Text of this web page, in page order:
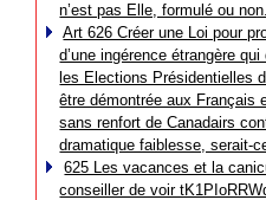
n’est pas Elle, formulé ou non.
Art 626 Créer une Loi pour
d’une ingérence étrangère
les Elections Présidentielles
être démontrée aux Français
sans renfort de Canadairs
dramatique faiblesse, serait-
625 Les vacances et la
conseiller de voir